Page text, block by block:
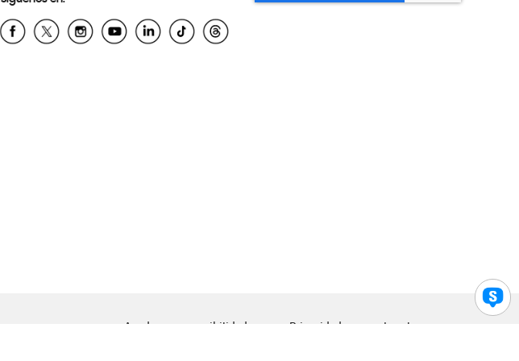
Ayuda para accesibilidad Privacidad Legal